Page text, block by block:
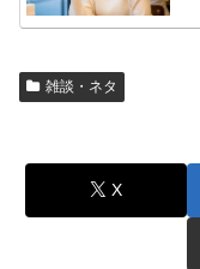
雑談・ネタ
X